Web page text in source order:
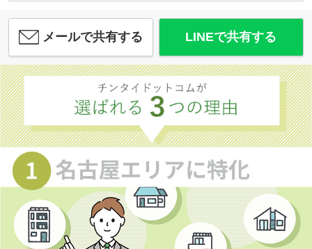
メールで共有する LINEで共有する